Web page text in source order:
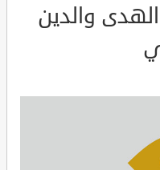
والدين